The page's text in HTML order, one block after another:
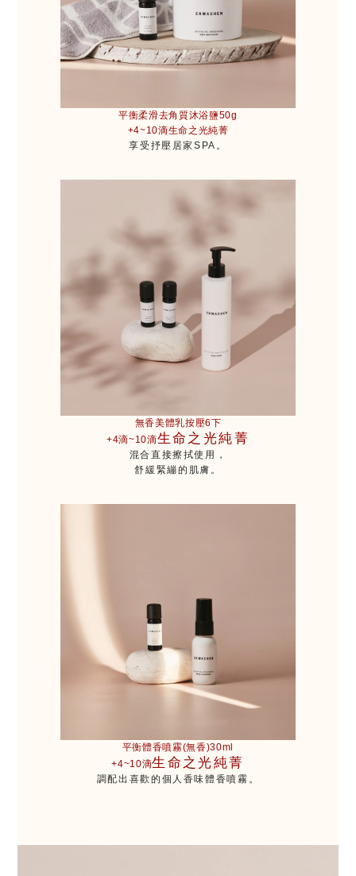
平衡柔滑去角質沐浴鹽50g
+4~10滴生命之光純菁
享受抒壓居家SPA。
無香美體乳按壓6下
+4滴~10滴生命之光純菁
混合直接擦拭使用，
舒緩緊繃的肌膚。
平衡體香噴霧(無香)30ml
+4~10滴生命之光純菁
調配出喜歡的個人香味體香噴霧。